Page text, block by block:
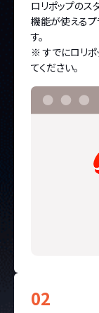
ロリポップのス
機能が使えるプ
す。
※ すでにロリポ
てください。
02